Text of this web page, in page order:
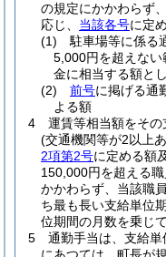
の規定にかかわらず、
応じ、 当該各号に定
(1)
駐車場等に係る
5,000円を超えな
金に相当する額と
(2)
前号に掲げる通
よる額
4
運賃等相当額をそ
(交通機関等が2以上
2項第2号に定める額
150,000円を超える職
かかわらず、当該職
ち最も長い支給単位
位期間の月数を乗じ
5
通勤手当は、支給単